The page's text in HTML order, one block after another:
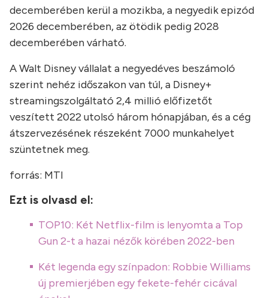
decemberében kerül a mozikba, a negyedik epizód
2026 decemberében, az ötödik pedig 2028
decemberében várható.
A Walt Disney vállalat a negyedéves beszámoló
szerint nehéz időszakon van túl, a Disney+
streamingszolgáltató 2,4 millió előfizetőt
veszített 2022 utolsó három hónapjában, és a cég
átszervezésének részeként 7000 munkahelyet
szüntetnek meg.
forrás: MTI
Ezt is olvasd el:
TOP10: Két Netflix-film is lenyomta a Top
Gun 2-t a hazai nézők körében 2022-ben
Két legenda egy színpadon: Robbie Williams
új premierjében egy fekete-fehér cicával